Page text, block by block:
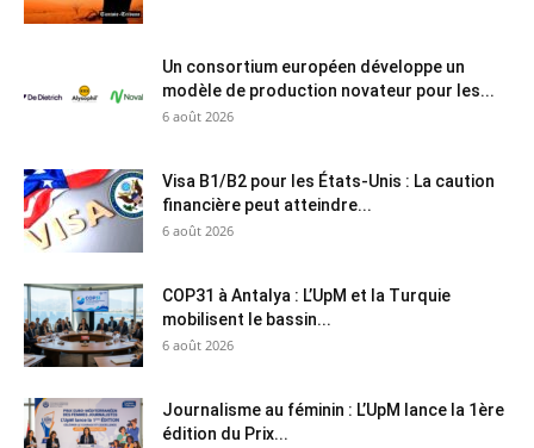
Un consortium européen développe un
modèle de production novateur pour les...
6 août 2026
Visa B1/B2 pour les États-Unis : La caution
financière peut atteindre...
6 août 2026
COP31 à Antalya : L’UpM et la Turquie
mobilisent le bassin...
6 août 2026
Journalisme au féminin : L’UpM lance la 1ère
édition du Prix...